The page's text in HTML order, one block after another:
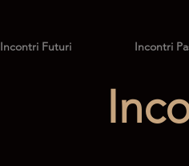
Incontri Futuri Incontri